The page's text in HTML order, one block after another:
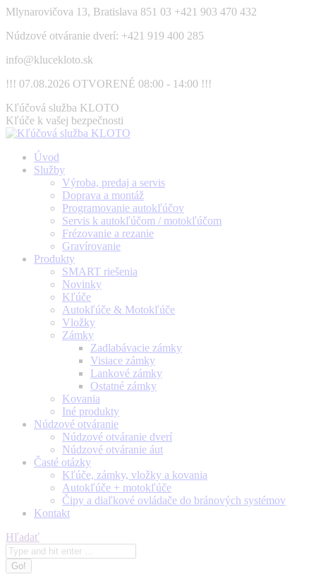
Skip
content
Mlynarovičova 13, Bratislava 851 03 +421 903 470 432
Núdzové otváranie dverí: +421 919 400 285
info@klucekloto.sk
!!! 07.08.2026 OTVORENÉ 08:00 - 14:00 !!!
Facebook
page
opens
new
window
Kľúčová služba KLOTO
Kľúče k vašej bezpečnosti
Úvod
Služby
Výroba, predaj a servis
Doprava a montáž
Programovanie autokľúčov
Servis k autokľúčom / motokľúčom
Frézovanie a rezanie
Gravírovanie
Produkty
SMART riešenia
Novinky
Kľúče
Autokľúče & Motokľúče
Vložky
Zámky
Zadlabávacie zámky
Visiace zámky
Lankové zámky
Ostatné zámky
Kovania
Iné produkty
Núdzové otváranie
Núdzové otváranie dverí
Núdzové otváranie áut
Časté otázky
Kľúče, zámky, vložky a kovania
Autokľúče + motokľúče
Čipy a diaľkové ovládače do bránových systémov
Kontakt
Search:
Hľadať